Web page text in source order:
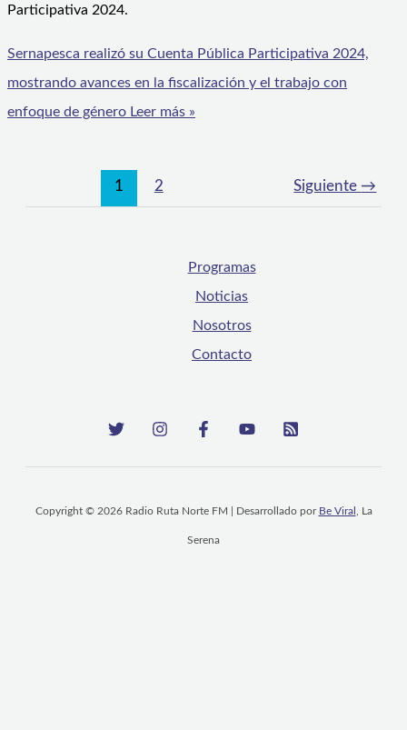
Participativa 2024.
Sernapesca realizó su Cuenta Pública Participativa 2024,
mostrando avances en la fiscalización y el trabajo con
enfoque de género Leer más »
1 2 Siguiente →
Programas
Noticias
Nosotros
Contacto
Copyright © 2026 Radio Ruta Norte FM | Desarrollado por Be Viral , La
Serena